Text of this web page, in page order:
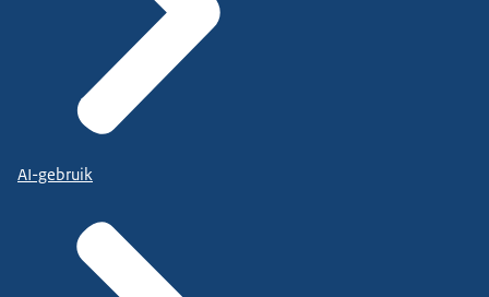
AI-gebruik